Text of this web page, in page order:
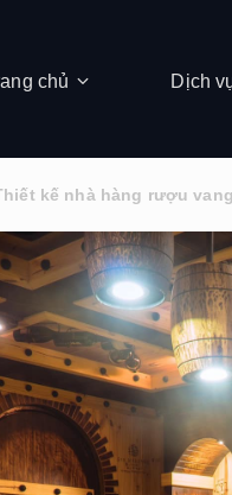
chủ Dịch
kế nhà hàng rượu